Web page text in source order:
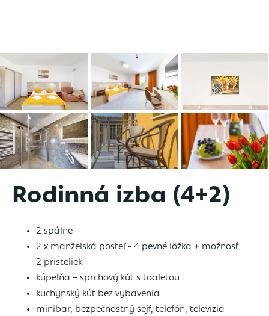
Rodinná izba (4+2)
2 spálne
2 x manželská posteľ - 4 pevné lôžka + možnosť
2 prísteliek
kúpeľňa – sprchový kút s toaletou
kuchynský kút bez vybavenia
minibar, bezpečnostný sejf, telefón, televízia